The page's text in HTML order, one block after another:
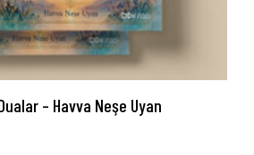
– Havva Neşe Uyan